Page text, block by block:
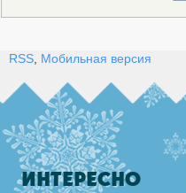
RSS, Мобильная версия
ИНТЕРЕСНО